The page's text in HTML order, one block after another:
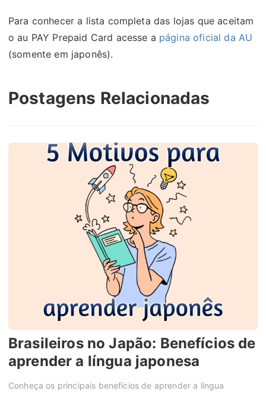
Para conhecer a lista completa das lojas que aceitam
o au PAY Prepaid Card acesse a página oficial da AU
(somente em japonês).
Postagens Relacionadas
Brasileiros no Japão: Benefícios de
aprender a língua japonesa
Conheça os principais benefícios de aprender a língua